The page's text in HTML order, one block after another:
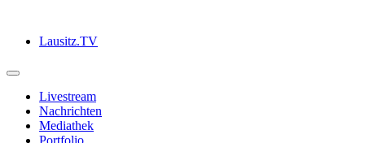
springenLausitz.TV
Toggle
NavigationLivestream
Nachrichten
Mediathek
Portfolio